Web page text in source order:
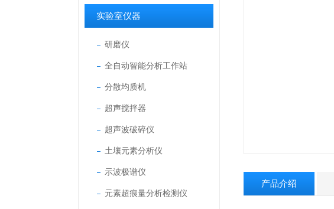
实验室仪器
研磨仪
全自动智能分析工作站
分散均质机
超声搅拌器
超声波破碎仪
土壤元素分析仪
示波极谱仪
元素超痕量分析检测仪
产品介绍